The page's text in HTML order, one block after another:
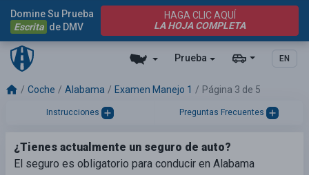
Prueba EN
Domine Su Prueba
Escrita de DMV
HAGA CLIC AQUÍ
LA HOJA COMPLETA
Coche Alabama Examen Manejo 1 Página 3 de 5
Instrucciones Preguntas Frecuentes
¿Tienes actualmente un seguro de auto?
El seguro es obligatorio para conducir en Alabama